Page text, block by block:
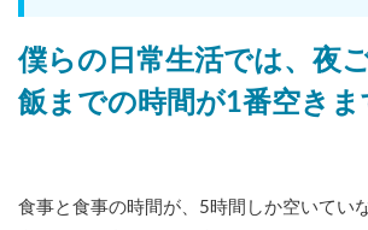
僕らの日常生活では、夜
飯までの時間が1番空きま
食事と食事の時間が、5時間しか空いてい